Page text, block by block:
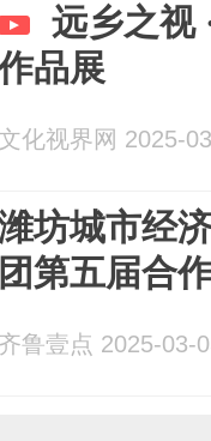
远乡之视
品展
化视界网 2025-
坊城市经
团第五届合
齐鲁壹点 2025-03-